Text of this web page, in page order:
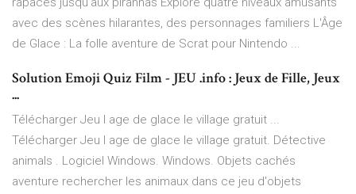
avec des scènes hilarantes, des personnages familiers L'Âge
de Glace : La folle aventure de Scrat pour Nintendo ...
Solution Emoji Quiz Film - JEU .info : Jeux de Fille, Jeux
...
Télécharger Jeu l age de glace le village gratuit ...
Télécharger Jeu l age de glace le village gratuit. Détective
animals . Logiciel Windows. Windows. Objets cachés
aventure rechercher les animaux dans ce jeu d'objets